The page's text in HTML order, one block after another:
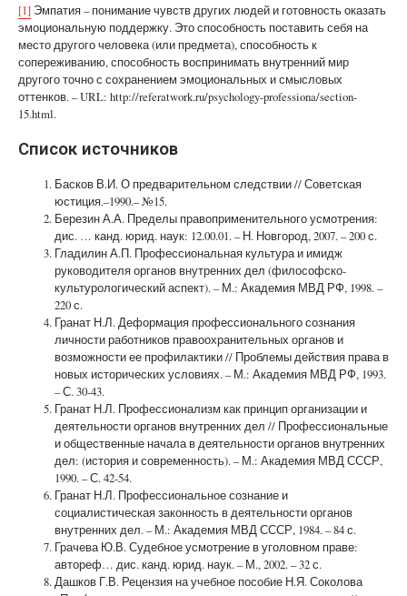
[1] Эмпатия – понимание чувств других людей и готовность оказать
эмоциональную поддержку. Это способность поставить себя на
место другого человека (или предмета), способность к
сопереживанию, способность воспринимать внутренний мир
другого точно с сохранением эмоциональных и смысловых
оттенков. – URL: http://referatwork.ru/psychology-professiona/section-
15.html.
Список источников
Басков В.И. О предварительном следствии // Советская
юстиция.–1990.– №15.
Березин А.А. Пределы правоприменительного усмотрения:
дис. … канд. юрид. наук: 12.00.01. – Н. Новгород, 2007. – 200 с.
Гладилин А.П. Профессиональная культура и имидж
руководителя органов внутренних дел (философско-
культурологический аспект). – М.: Академия МВД РФ, 1998. –
220 с.
Гранат Н.Л. Деформация профессионального сознания
личности работников правоохранительных органов и
возможности ее профилактики // Проблемы действия права в
новых исторических условиях. – М.: Академия МВД РФ, 1993.
– С. 30-43.
Гранат Н.Л. Профессионализм как принцип организации и
деятельности органов внутренних дел // Профессиональные
и общественные начала в деятельности органов внутренних
дел: (история и современность). – М.: Академия МВД СССР,
1990. – С. 42-54.
Гранат Н.Л. Профессиональное сознание и
социалистическая законность в деятельности органов
внутренних дел. – М.: Академия МВД СССР, 1984. – 84 с.
Грачева Ю.В. Судебное усмотрение в уголовном праве:
автореф… дис. канд. юрид. наук. – М., 2002. – 32 с.
Дашков Г.В. Рецензия на учебное пособие Н.Я. Соколова